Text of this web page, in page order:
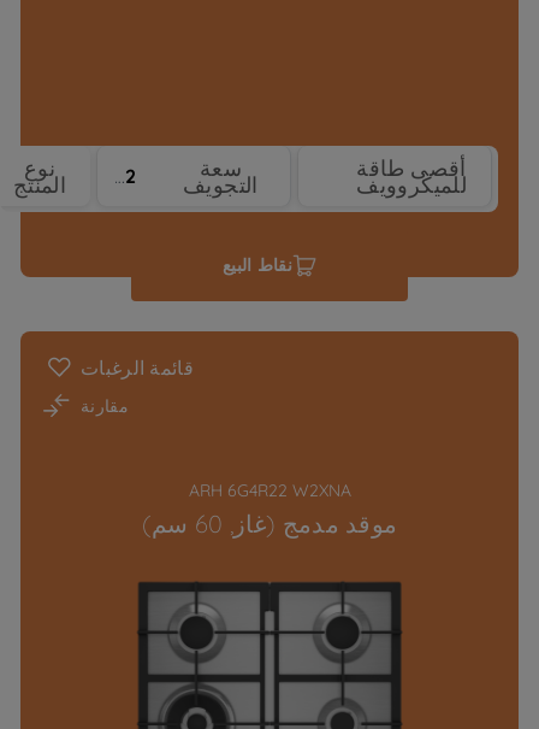
أقصى طاقة
للميكروويف
سعة
التجويف 22 نوع
المنتج
نقاط البيع
قائمة الرغبات
مقارنة
ARH 6G4R22 W2XNA
موقد مدمج (غاز, 60 سم)